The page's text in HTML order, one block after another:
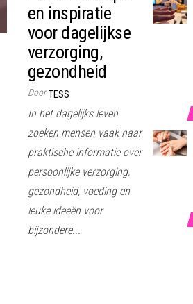
en inspiratie
voor dagelijkse
verzorging,
gezondheid
Door TESS
In het dagelijks leven
zoeken mensen vaak naar
praktische informatie over
persoonlijke verzorging,
gezondheid, voeding en
leuke ideeën voor
bijzondere...